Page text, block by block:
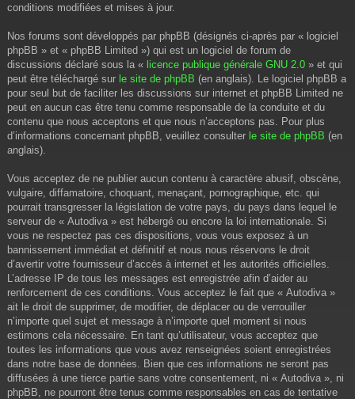
conditions modifiées et mises à jour.
Nos forums sont développés par phpBB (désignés ci-après par « logiciel
phpBB » et « phpBB Limited ») qui est un logiciel de forum de
discussions déclaré sous la « licence publique générale GNU 2.0 » et qui
peut être téléchargé sur le site de phpBB (en anglais). Le logiciel phpBB a
pour seul but de faciliter les discussions sur internet et phpBB Limited ne
peut en aucun cas être tenu comme responsable de la conduite et du
contenu que nous acceptons et que nous n’acceptons pas. Pour plus
d’informations concernant phpBB, veuillez consulter le site de phpBB (en
anglais).
Vous acceptez de ne publier aucun contenu à caractère abusif, obscène,
vulgaire, diffamatoire, choquant, menaçant, pornographique, etc. qui
pourrait transgresser la législation de votre pays, du pays dans lequel le
serveur de « Autodiva » est hébergé ou encore la loi internationale. Si
vous ne respectez pas ces dispositions, vous vous exposez à un
bannissement immédiat et définitif et nous nous réservons le droit
d’avertir votre fournisseur d’accès à internet et les autorités officielles.
L’adresse IP de tous les messages est enregistrée afin d’aider au
renforcement de ces conditions. Vous acceptez le fait que « Autodiva »
ait le droit de supprimer, de modifier, de déplacer ou de verrouiller
n’importe quel sujet et message à n’importe quel moment si nous
estimons cela nécessaire. En tant qu’utilisateur, vous acceptez que
toutes les informations que vous avez renseignées soient enregistrées
dans notre base de données. Bien que ces informations ne seront pas
diffusées à une tierce partie sans votre consentement, ni « Autodiva », ni
phpBB, ne pourront être tenus comme responsables en cas de tentative